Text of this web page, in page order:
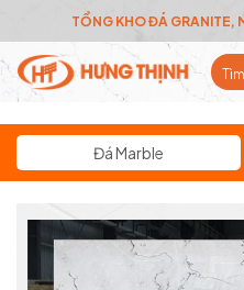
to
content
TỔNG KHO ĐÁ GRANITE,
Tìm
Đá Marble